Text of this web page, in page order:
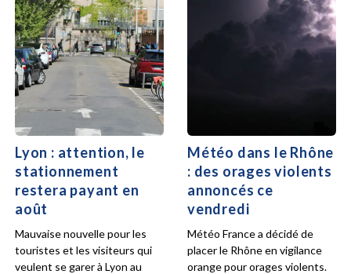
Lyon : attention, le
stationnement
restera payant en
août
Mauvaise nouvelle pour les
touristes et les visiteurs qui
veulent se garer à Lyon au
Météo dans le Rhône
: des orages violents
annoncés ce
vendredi
Météo France a décidé de
placer le Rhône en vigilance
orange pour orages violents.